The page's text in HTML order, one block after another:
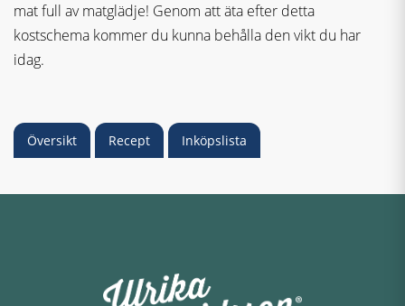
mat full av matglädje! Genom att äta efter detta
kostschema kommer du kunna behålla den vikt du har
idag.
Översikt Recept Inköpslista